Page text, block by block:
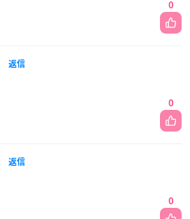
0
返信
0
返信
0